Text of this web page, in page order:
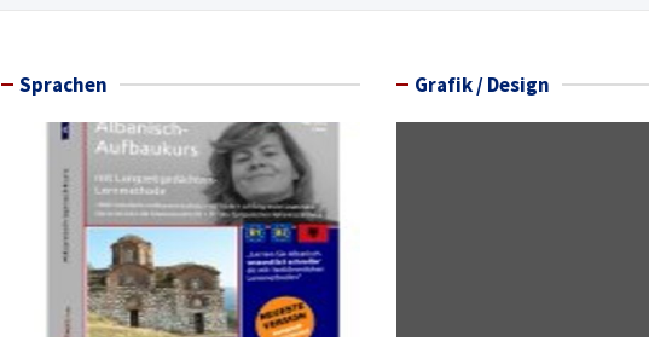
Sprachen Grafik / Design